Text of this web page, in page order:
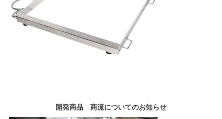
開発商品 商流についてのお知らせ